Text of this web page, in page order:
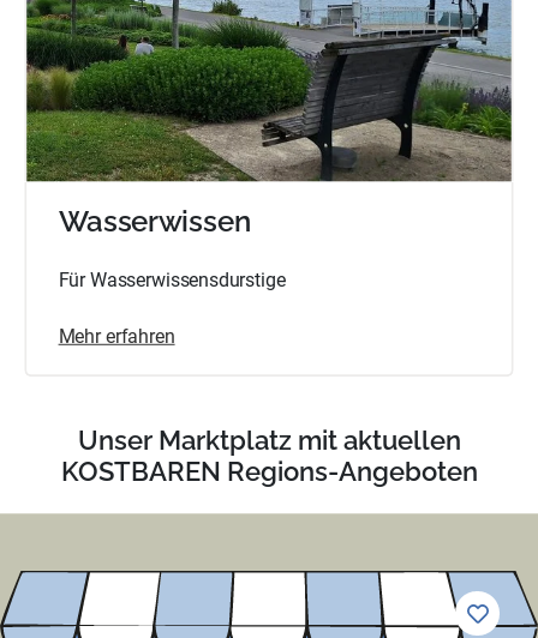
Wasserwissen
Für Wasserwissensdurstige
Mehr erfahren
Unser Marktplatz mit aktuellen
KOSTBAREN Regions-Angeboten